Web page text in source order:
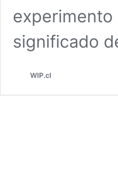
experimento
significado
WIP.cl